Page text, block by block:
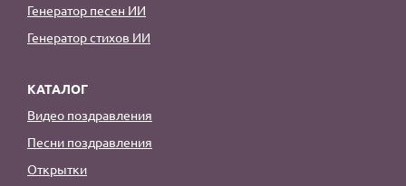
Генератор песен ИИ
Генератор стихов ИИ
КАТАЛОГ
Видео поздравления
Песни поздравления
Открытки